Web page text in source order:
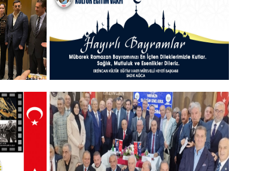
Ödülleri” Sahiplerini Buldu.
+
Hayırlı Bayramlar
+